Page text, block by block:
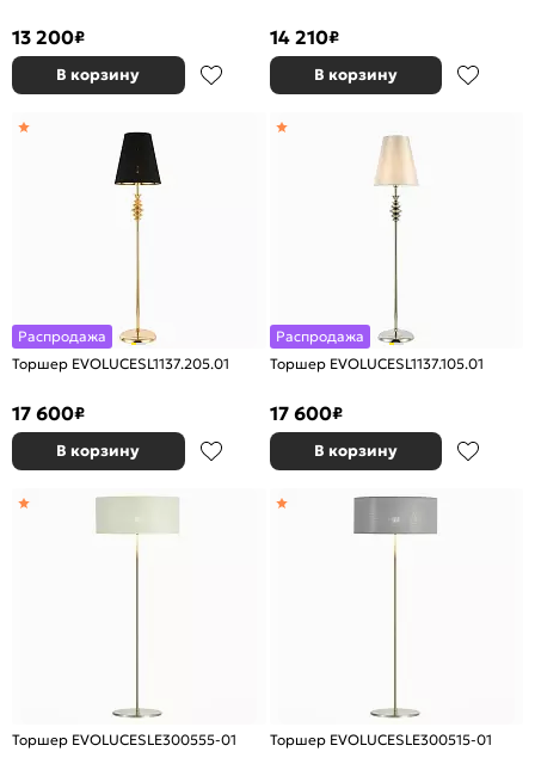
13 200₽
В корзину
14 210₽
В корзину
Распродажа
Торшер EVOLUCESL1137.205.01
17 600₽
В корзину
Распродажа
Торшер EVOLUCESL1137.105.01
17 600₽
В корзину
Торшер EVOLUCESLE300555-01 Торшер EVOLUCESLE300515-01